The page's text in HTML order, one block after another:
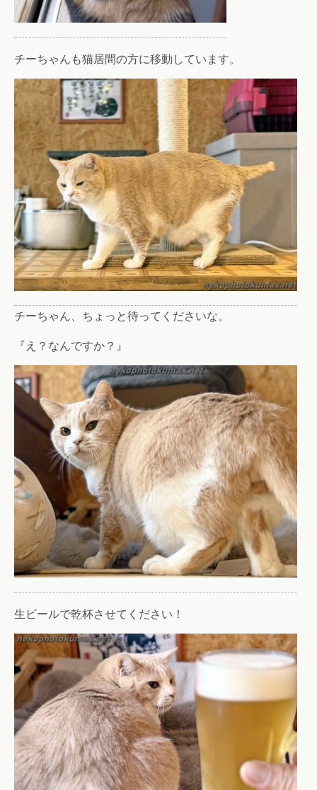
チーちゃんも猫居間の方に移動しています。
チーちゃん、ちょっと待ってくださいな。
『え？なんですか？』
生ビールで乾杯させてください！